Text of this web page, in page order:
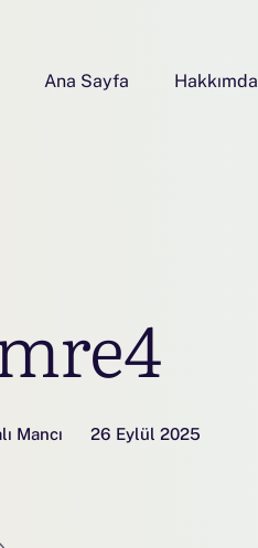
Ana Sayfa Hakkımda
Mancı 26 Eylül 2025